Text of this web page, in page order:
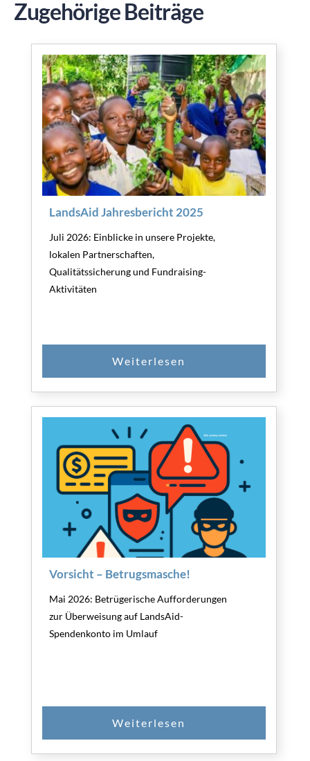
Zugehörige Beiträge
LandsAid Jahresbericht 2025
Juli 2026: Einblicke in unsere Projekte,
lokalen Partnerschaften,
Qualitätssicherung und Fundraising-
Aktivitäten
Vorsicht – Betrugsmasche!
Mai 2026: Betrügerische Aufforderungen
zur Überweisung auf LandsAid-
Spendenkonto im Umlauf